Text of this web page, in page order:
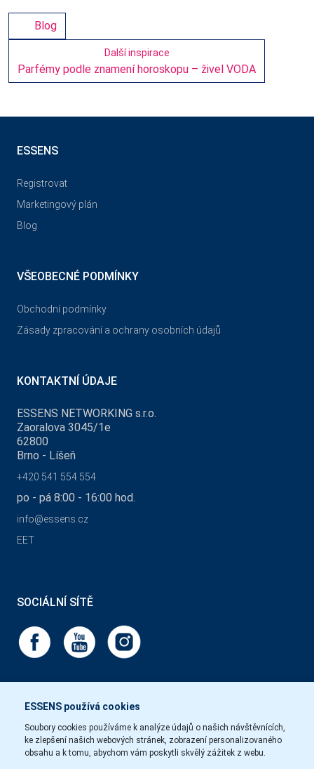
Blog
Další inspirace
Parfémy podle znamení horoskopu – živel VODA
ESSENS používá cookies
Soubory cookies používáme k analýze údajů o našich návštěvnících,
ke zlepšení našich webových stránek, zobrazení personalizovaného
obsahu a k tomu, abychom vám poskytli skvělý zážitek z webu.
ESSENS
Registrovat
Marketingový plán
Blog
VŠEOBECNÉ PODMÍNKY
Obchodní podmínky
Zásady zpracování a ochrany osobních údajů
KONTAKTNÍ ÚDAJE
ESSENS NETWORKING s.r.o.
Zaoralova 3045/1e
62800
Brno - Líšeň
+420 541 554 554
po - pá 8:00 - 16:00 hod.
info@essens.cz
EET
SOCIÁLNÍ SÍTĚ